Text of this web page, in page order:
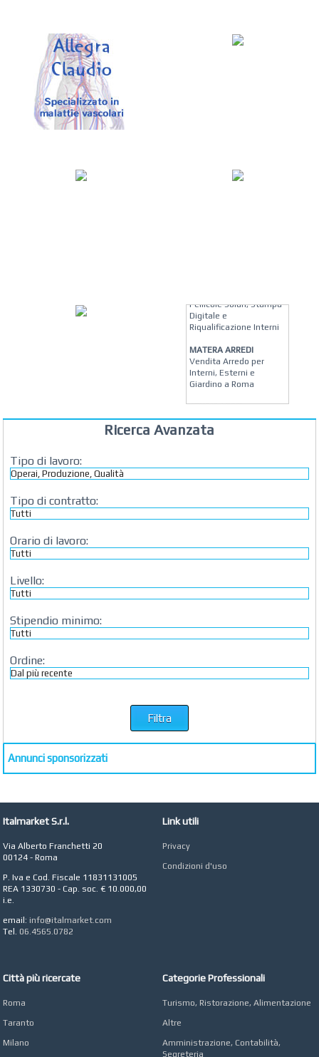
Digitale e
Riqualificazione Interni
MATERA ARREDI
Vendita Arredo per
Interni, Esterni e
Giardino a Roma
STUDIO MICCI
Commercialista e
Revisore dei Conti a
Roma
Ricerca Avanzata
Tipo di lavoro:
Tipo di contratto:
Orario di lavoro:
Livello:
Stipendio minimo:
Ordine:
Annunci sponsorizzati
Italmarket S.r.l.
Via Alberto Franchetti 20
00124 - Roma
P. Iva e Cod. Fiscale 11831131005
REA 1330730 - Cap. soc. € 10.000,00
i.e.
email: info@italmarket.com
Tel. 06.4565.0782
Link utili
Privacy
Condizioni d'uso
Città più ricercate
Roma
Taranto
Milano
Categorie Professionali
Turismo, Ristorazione, Alimentazione
Altre
Amministrazione, Contabilità,
Segreteria